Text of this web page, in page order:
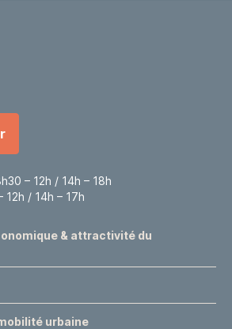
– 12h / 14h – 18h
12h / 14h – 17h
& attractivité du
urbaine